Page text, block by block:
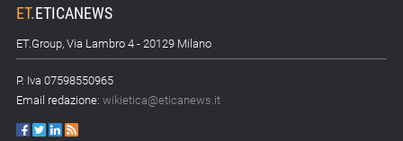
ET.ETICANEWS
ET.Group, Via Lambro 4 - 20129 Milano
P. Iva 07598550965
Email redazione: wikietica@eticanews.it